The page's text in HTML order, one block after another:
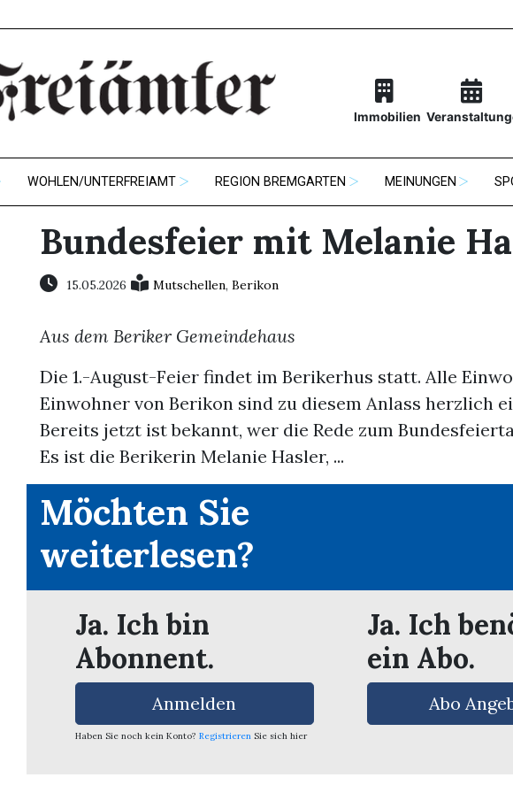
Immobilien
WOHLEN/UNTERFREIAMT REGION BREMGARTEN MEINUNGEN
Bundesfeier mit Melanie
15.05.2026 Mutschellen, Berikon
Aus dem Beriker Gemeindehaus
Die 1.-August-Feier findet im Berikerhus statt. Alle
Einwohner von Berikon sind zu diesem Anlass herzlich
Bereits jetzt ist bekannt, wer die Rede zum
Es ist die Berikerin Melanie Hasler, ...
Möchten Sie
weiterlesen?
Ja. Ich bin
Abonnent.
Anmelden
Haben Sie noch kein Konto? Registrieren Sie sich hier
Ja. Ich
ein Abo.
Abo